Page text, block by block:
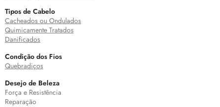
Tipos de Cabelo
Cacheados ou Ondulados
Quimicamente Tratados
Danificados
Condição dos Fios
Quebradiços
Desejo de Beleza
Força e Resistência
Reparação